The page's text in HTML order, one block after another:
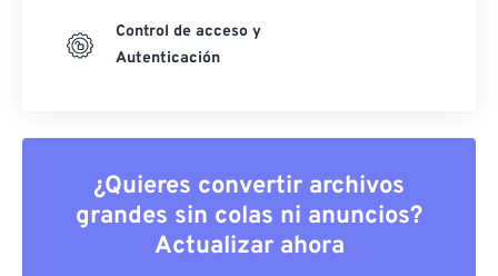
Control de acceso y
Autenticación
¿Quieres convertir archivos
grandes sin colas ni anuncios?
Actualizar ahora